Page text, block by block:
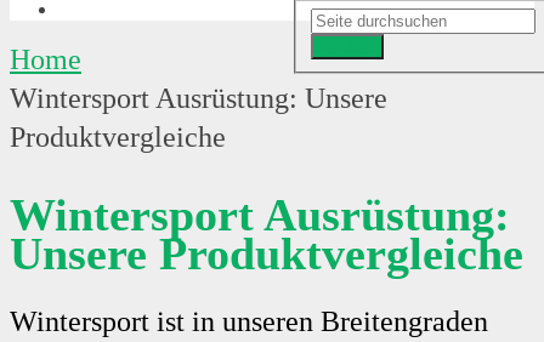
Home
Wintersport Ausrüstung: Unsere
Produktvergleiche
Wintersport Ausrüstung:
Unsere Produktvergleiche
Wintersport ist in unseren Breitengraden